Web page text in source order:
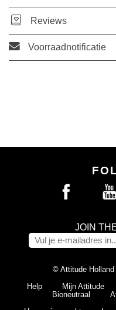
Reviews
Voorraadnotificatie
JOIN
© Attitude Holland
Help
Mijn Attitude
Bioneutraal